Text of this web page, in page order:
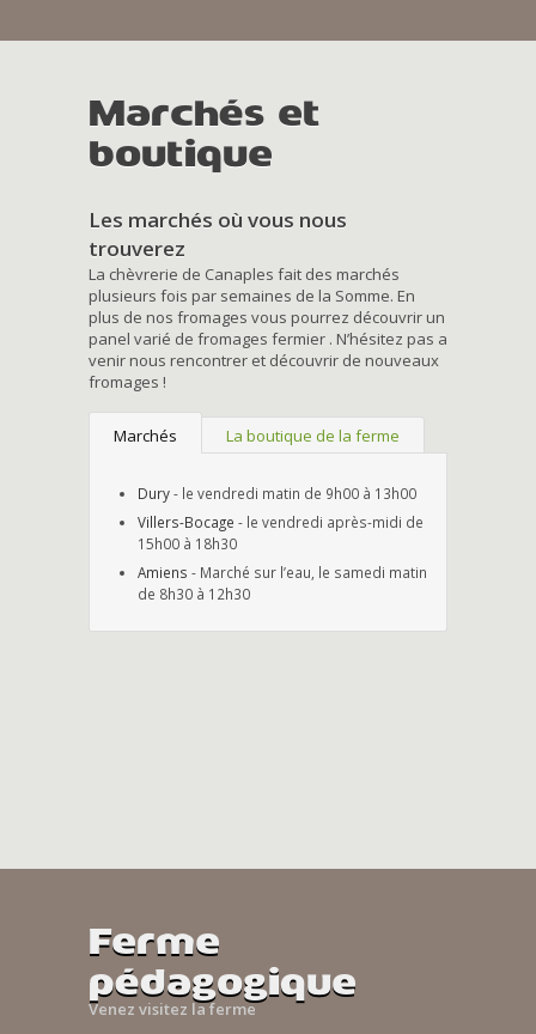
Marchés et
boutique
Les marchés où vous nous
trouverez
La chèvrerie de Canaples fait des marchés
plusieurs fois par semaines de la Somme. En
plus de nos fromages vous pourrez découvrir un
panel varié de fromages fermier . N’hésitez pas a
venir nous rencontrer et découvrir de nouveaux
fromages !
Marchés La boutique de la ferme
Dury- le vendredi matin de 9h00 à 13h00
Villers-Bocage - le vendredi après-midi de
15h00 à 18h30
Amiens - Marché sur l’eau, le samedi matin
de 8h30 à 12h30
Ferme
pédagogique
Venez visitez la ferme